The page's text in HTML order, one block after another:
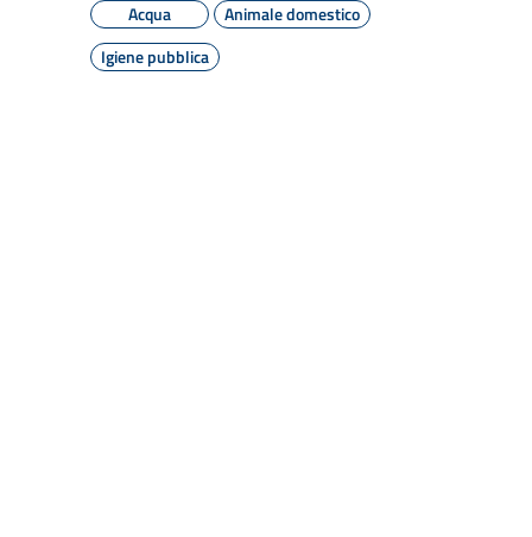
Acqua
Animale domestico
Igiene pubblica